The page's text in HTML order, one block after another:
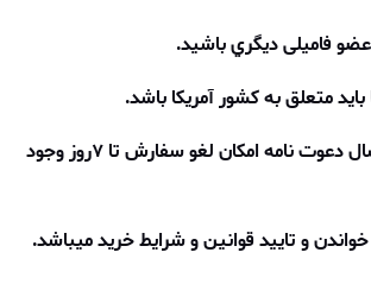
عضو فامیلی ديگري باشید.
متعلق به کشور آمریکا باشد.
بعد از خرید و یا ارسال دعوت نامه امکان لغو سفارش تا ۷روز وجود
و تایید قوانین و شرایط خرید میباشد.